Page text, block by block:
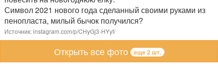
Символ 2021 нового года сделанный своими руками из
пенопласта, милый бычок получился?
Источник: instagram.com/p/CHyGj3-HYyf/
Открыть все фото еще 2 шт.